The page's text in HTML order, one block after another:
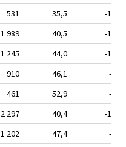
531 35,5
-13,1
1 989 40,5
-12,2
1 245 44,0
-16,3
910 46,1
-6,6
461 52,9
-8,5
2 297 40,4
-11,3
1 202 47,4
-9,7